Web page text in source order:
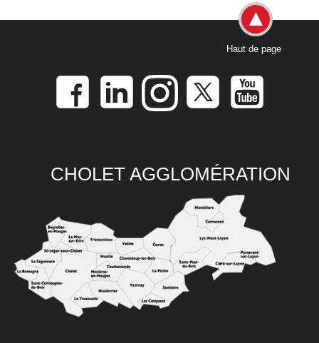
Haut de page
CHOLET AGGLOMÉRATION